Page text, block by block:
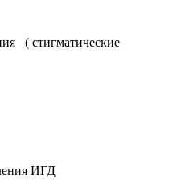
( стигматические
ИГД